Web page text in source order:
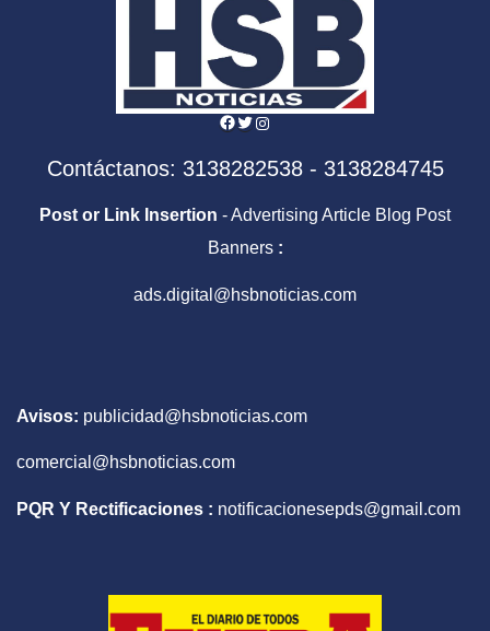
Facebook
Twitter
Instagram
Contáctanos: 3138282538 - 3138284745
Post or Link Insertion - Advertising Article Blog Post
Banners :
ads.digital@hsbnoticias.com
Avisos: publicidad@hsbnoticias.com
comercial@hsbnoticias.com
PQR Y Rectificaciones : notificacionesepds@gmail.com